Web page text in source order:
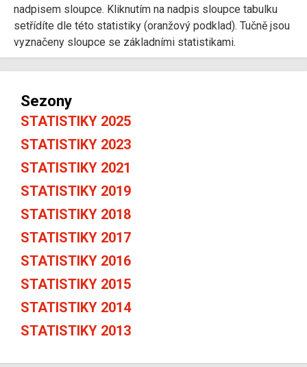
nadpisem sloupce. Kliknutím na nadpis sloupce tabulku
setřídíte dle této statistiky (oranžový podklad). Tučně jsou
vyznačeny sloupce se základními statistikami.
Sezony
STATISTIKY 2025
STATISTIKY 2023
STATISTIKY 2021
STATISTIKY 2019
STATISTIKY 2018
STATISTIKY 2017
STATISTIKY 2016
STATISTIKY 2015
STATISTIKY 2014
STATISTIKY 2013